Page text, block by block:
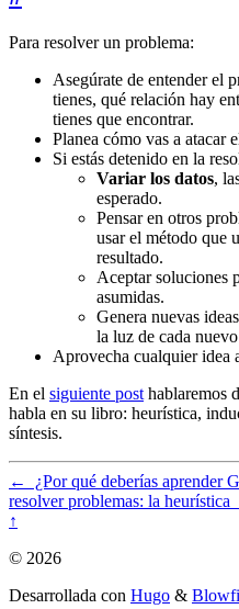
Para resolver un problema:
Asegúrate de entender el
tienes, qué relación hay
tienes que encontrar.
Planea cómo vas a atacar
Si estás detenido en la
Variar los datos,
esperado.
Pensar en otros
usar el método que
resultado.
Aceptar soluciones
asumidas.
Genera nuevas
la luz de cada
Aprovecha cualquier idea
En el siguiente post hablaremos
habla en su libro: heurística,
síntesis.
← ¿Por qué deberías aprender
resolver problemas: la heurística
↑
© 2026
Desarrollada con Hugo &